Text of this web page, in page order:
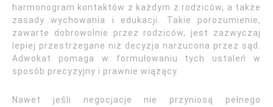
harmonogram kontaktów z każdym z rodziców, a także
zasady wychowania i edukacji. Takie porozumienie,
zawarte dobrowolnie przez rodziców, jest zazwyczaj
lepiej przestrzegane niż decyzja narzucona przez sąd.
Adwokat pomaga w formułowaniu tych ustaleń w
sposób precyzyjny i prawnie wiążący.
Nawet jeśli negocjacje nie przyniosą pełnego